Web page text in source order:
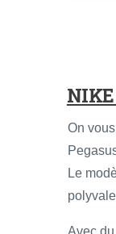
NIKE
On
Le
Avec